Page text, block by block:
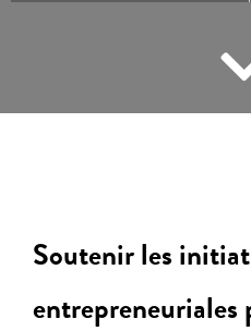
Soutenir les
entrepreneuriales